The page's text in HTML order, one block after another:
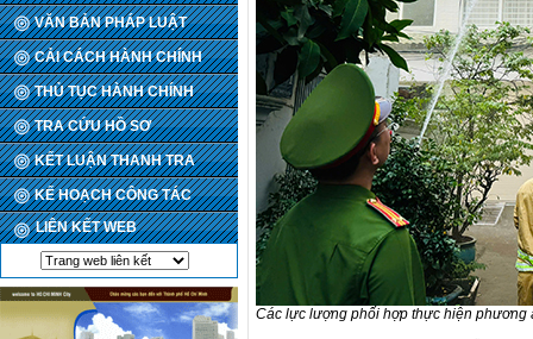
VĂN BẢN PHÁP LUẬT
CẢI CÁCH HÀNH CHÍNH
THỦ TỤC HÀNH CHÍNH
TRA CỨU HỒ SƠ
KẾT LUẬN THANH TRA
KẾ HOẠCH CÔNG TÁC
LIÊN KẾT WEB
Các lực lượng phối hợp thực hiện phương